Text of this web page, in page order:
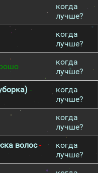
когда
лучше?
когда
лучше?
когда
лучше?
-
когда
лучше?
когда
лучше?
волос-
когда
лучше?